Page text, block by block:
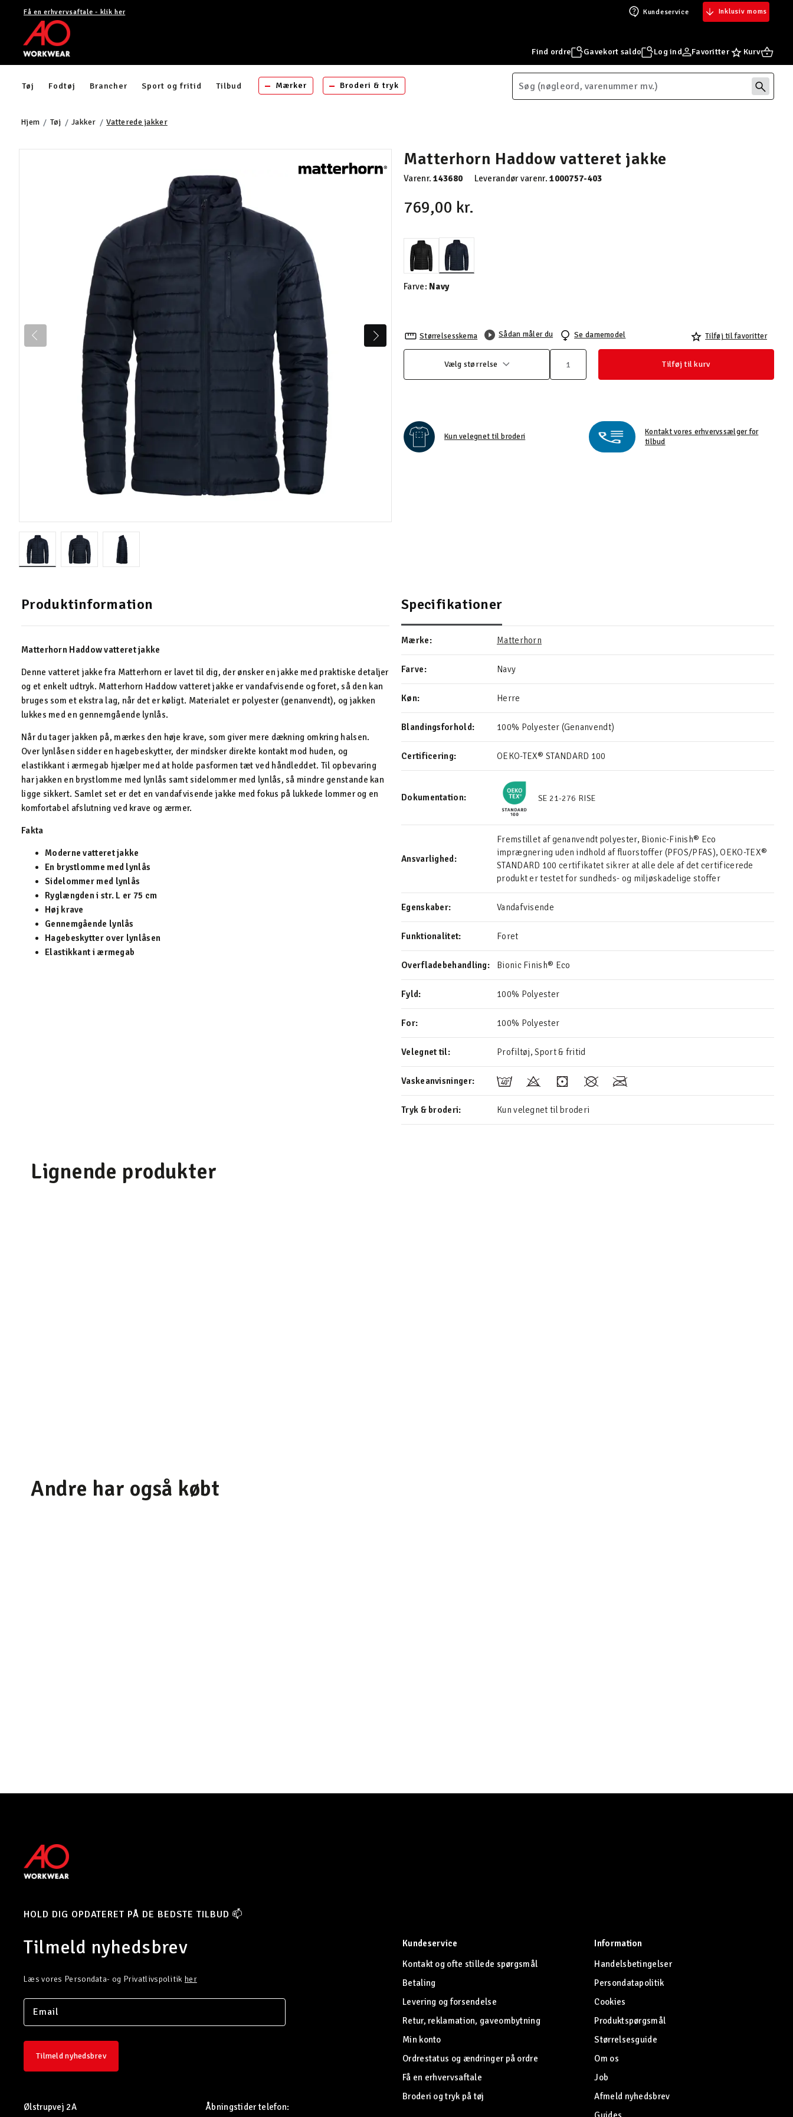
Få en erhvervsaftale - klik her Kundeservice Inklusiv moms
Find ordre Gavekort saldo Log ind Favoritter Kurv
Tøj Fodtøj Brancher Sport og fritid Tilbud Mærker Broderi & tryk
Hjem Tøj Jakker Vatterede jakker
Matterhorn Haddow vatteret jakke
Varenr.143680 Leverandør varenr.1000757-403
769,00 kr.
valgte
Farve: Navy
Størrelsesskema Sådan måler du Se damemodel Tilføj til favoritter
Vælg størrelse Tilføj til kurv
Kun velegnet til broderi
Kontakt vores erhvervssælger for
tilbud
Produktinformation
Matterhorn Haddow vatteret jakke
Denne vatteret jakke fra Matterhorn er lavet til dig, der ønsker en jakke med praktiske detaljer
og et enkelt udtryk. Matterhorn Haddow vatteret jakke er vandafvisende og foret, så den kan
bruges som et ekstra lag, når det er køligt. Materialet er polyester (genanvendt), og jakken
lukkes med en gennemgående lynlås.
Når du tager jakken på, mærkes den høje krave, som giver mere dækning omkring halsen.
Over lynlåsen sidder en hagebeskytter, der mindsker direkte kontakt mod huden, og
elastikkant i ærmegab hjælper med at holde pasformen tæt ved håndleddet. Til opbevaring
har jakken en brystlomme med lynlås samt sidelommer med lynlås, så mindre genstande kan
ligge sikkert. Samlet set er det en vandafvisende jakke med fokus på lukkede lommer og en
komfortabel afslutning ved krave og ærmer.
Fakta
Moderne vatteret jakke
En brystlomme med lynlås
Sidelommer med lynlås
Ryglængden i str. L er 75 cm
Høj krave
Gennemgående lynlås
Hagebeskytter over lynlåsen
Elastikkant i ærmegab
Specifikationer
Mærke: Matterhorn
Farve: Navy
Køn: Herre
Blandingsforhold: 100% Polyester (Genanvendt)
Certificering: OEKO-TEX® STANDARD 100
Dokumentation: SE 21-276 RISE
Ansvarlighed:
Fremstillet af genanvendt polyester, Bionic-Finish® Eco
imprægnering uden indhold af fluorstoffer (PFOS/PFAS), OEKO-TEX®
STANDARD 100 certifikatet sikrer at alle dele af det certificerede
produkt er testet for sundheds- og miljøskadelige stoffer
Egenskaber: Vandafvisende
Funktionalitet: Foret
Overfladebehandling: Bionic Finish® Eco
Fyld: 100% Polyester
For: 100% Polyester
Velegnet til: Profiltøj, Sport & fritid
Vaskeanvisninger:
Tryk & broderi: Kun velegnet til broderi
Lignende produkter
Andre har også købt
HOLD DIG OPDATERET PÅ DE BEDSTE TILBUD 📫
Tilmeld nyhedsbrev
Læs vores Persondata- og Privatlivspolitik her
Tilmeld nyhedsbrev
Ølstrupvej 2A
Åbningstider telefon:
Kundeservice
Kontakt og ofte stillede spørgsmål
Betaling
Levering og forsendelse
Retur, reklamation, gaveombytning
Min konto
Ordrestatus og ændringer på ordre
Få en erhvervsaftale
Broderi og tryk på tøj
Information
Handelsbetingelser
Persondatapolitik
Cookies
Produktspørgsmål
Størrelsesguide
Om os
Job
Afmeld nyhedsbrev